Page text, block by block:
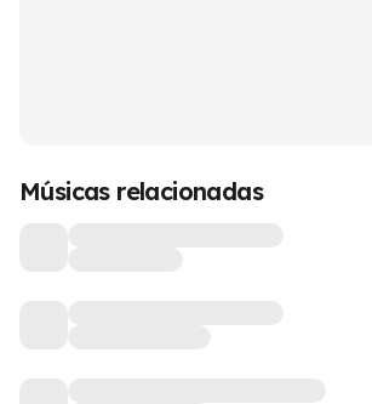
Músicas relacionadas